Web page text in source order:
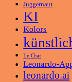
Juggernaut
KI
Kolors
Le Chat
Leonardo-
leonardo.ai